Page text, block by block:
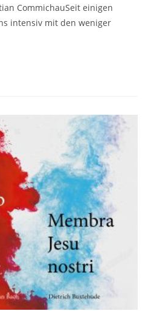
CommichauSeit einigen
intensiv mit den weniger